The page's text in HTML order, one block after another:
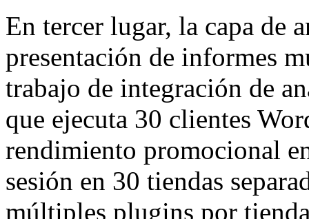
En tercer lugar, la capa de
presentación de informes
trabajo de integración de
que ejecuta 30 clientes
rendimiento promocional
sesión en 30 tiendas
múltiples plugins por